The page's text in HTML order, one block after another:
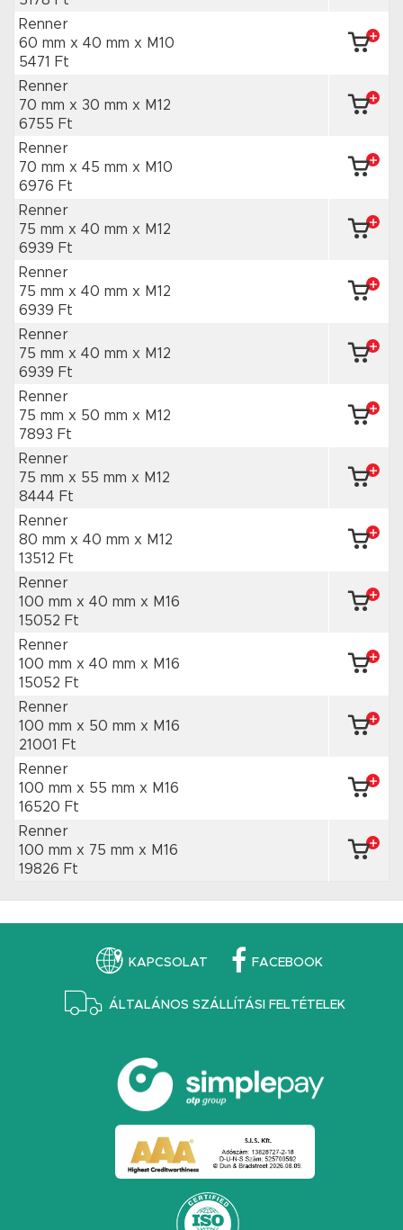
Renner
60 mm x 40 mm x M10
5471 Ft
Renner
70 mm x 30 mm x M12
6755 Ft
Renner
70 mm x 45 mm x M10
6976 Ft
Renner
75 mm x 40 mm x M12
6939 Ft
Renner
75 mm x 40 mm x M12
6939 Ft
Renner
75 mm x 40 mm x M12
6939 Ft
Renner
75 mm x 50 mm x M12
7893 Ft
Renner
75 mm x 55 mm x M12
8444 Ft
Renner
80 mm x 40 mm x M12
13512 Ft
Renner
100 mm x 40 mm x M16
15052 Ft
Renner
100 mm x 40 mm x M16
15052 Ft
Renner
100 mm x 50 mm x M16
21001 Ft
Renner
100 mm x 55 mm x M16
16520 Ft
Renner
100 mm x 75 mm x M16
19826 Ft
KAPCSOLAT FACEBOOK
ÁLTALÁNOS SZÁLLÍTÁSI FELTÉTELEK